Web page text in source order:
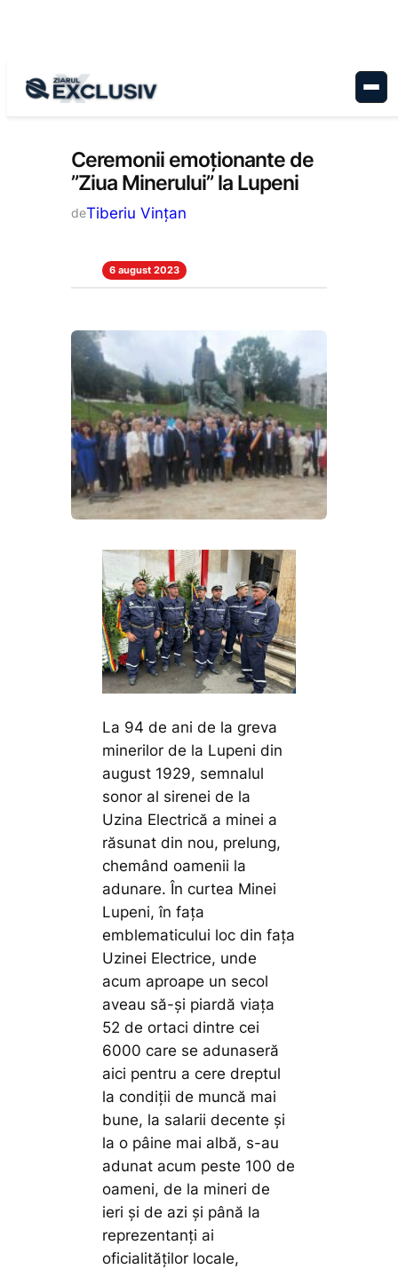
Stiri la zi
Ceremonii emoționante de
”Ziua Minerului” la Lupeni
deTiberiu Vințan
6 august 2023
La 94 de ani de la greva
minerilor de la Lupeni din
august 1929, semnalul
sonor al sirenei de la
Uzina Electrică a minei a
răsunat din nou, prelung,
chemând oamenii la
adunare. În curtea Minei
Lupeni, în fața
emblematicului loc din fața
Uzinei Electrice, unde
acum aproape un secol
aveau să-și piardă viața
52 de ortaci dintre cei
6000 care se adunaseră
aici pentru a cere dreptul
la condiții de muncă mai
bune, la salarii decente și
la o pâine mai albă, s-au
adunat acum peste 100 de
oameni, de la mineri de
ieri și de azi și până la
reprezentanți ai
oficialităților locale,